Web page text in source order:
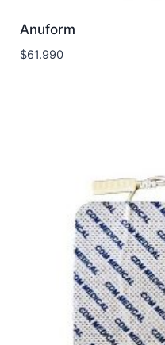
Anuform
$61.990